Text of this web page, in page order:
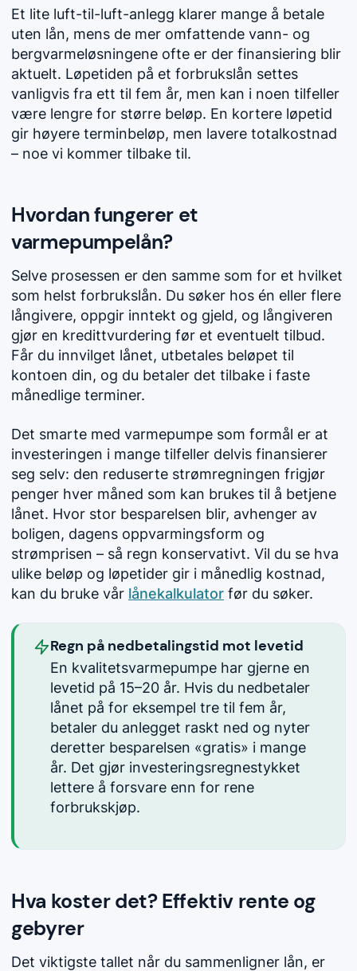
Et lite luft-til-luft-anlegg klarer mange å betale
uten lån, mens de mer omfattende vann- og
bergvarmeløsningene ofte er der finansiering blir
aktuelt. Løpetiden på et forbrukslån settes
vanligvis fra ett til fem år, men kan i noen tilfeller
være lengre for større beløp. En kortere løpetid
gir høyere terminbeløp, men lavere totalkostnad
– noe vi kommer tilbake til.
Hvordan fungerer et
varmepumpelån?
Selve prosessen er den samme som for et hvilket
som helst forbrukslån. Du søker hos én eller flere
långivere, oppgir inntekt og gjeld, og långiveren
gjør en kredittvurdering før et eventuelt tilbud.
Får du innvilget lånet, utbetales beløpet til
kontoen din, og du betaler det tilbake i faste
månedlige terminer.
Det smarte med varmepumpe som formål er at
investeringen i mange tilfeller delvis finansierer
seg selv: den reduserte strømregningen frigjør
penger hver måned som kan brukes til å betjene
lånet. Hvor stor besparelsen blir, avhenger av
boligen, dagens oppvarmingsform og
strømprisen – så regn konservativt. Vil du se hva
ulike beløp og løpetider gir i månedlig kostnad,
kan du bruke vår lånekalkulator før du søker.
Regn på nedbetalingstid mot levetid
En kvalitetsvarmepumpe har gjerne en
levetid på 15–20 år. Hvis du nedbetaler
lånet på for eksempel tre til fem år,
betaler du anlegget raskt ned og nyter
deretter besparelsen «gratis» i mange
år. Det gjør investeringsregnestykket
lettere å forsvare enn for rene
forbrukskjøp.
Hva koster det? Effektiv rente og
gebyrer
Det viktigste tallet når du sammenligner lån, er